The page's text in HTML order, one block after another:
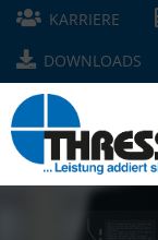
KARRIERE
DOWNLOADS